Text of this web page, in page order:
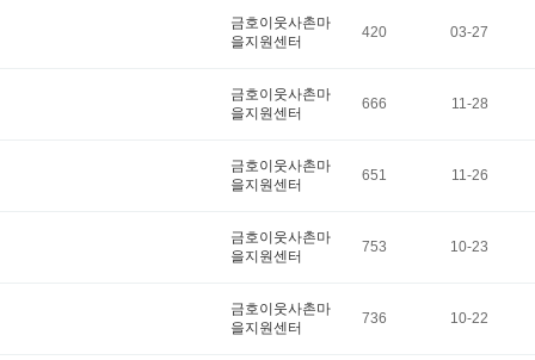
금호이웃사촌마
을지원센터
420 03-27
금호이웃사촌마
을지원센터
666 11-28
금호이웃사촌마
을지원센터
651 11-26
금호이웃사촌마
을지원센터
753 10-23
금호이웃사촌마
을지원센터
736 10-22